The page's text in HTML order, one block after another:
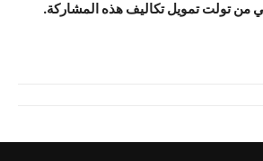
من تولت تمويل تكاليف هذه المشاركة.